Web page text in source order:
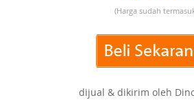
(Harga sudah
dijual & dikirim oleh